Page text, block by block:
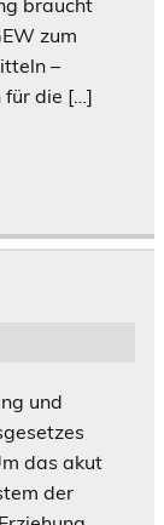
braucht
zum
–
für die […]
und
das akut
der